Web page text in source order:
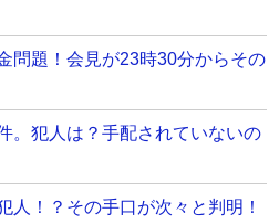
問題！会見が23時30分からその
。犯人は？手配されていないの
人！？その手口が次々と判明！